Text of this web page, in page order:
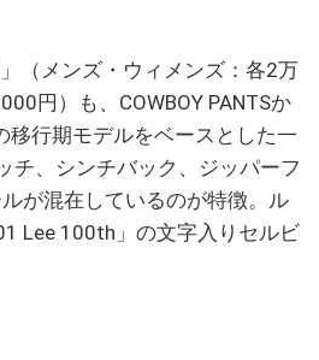
」（メンズ・ウィメンズ：各2万
円）も、COWBOY PANTSか
移行期モデルをベースとした一
チ、シンチバック、ジッパーフ
が混在しているのが特徴。ル
Lee 100th」の文字入りセルビ